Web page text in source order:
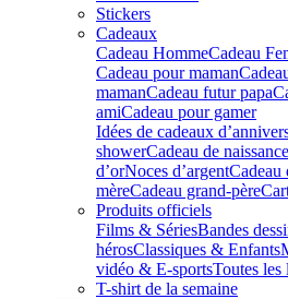
Stickers
Cadeaux
Cadeau HommeCadeau
Cadeau pour maman
mamanCadeau futur papa
amiCadeau pour gamer
Idées de cadeaux
showerCadeau de naissance
d’orNoces d’argentCadeau
mèreCadeau grand-père
Produits officiels
Films & SériesBandes
hérosClassiques & Enfants
vidéo & E-sportsToutes les
T-shirt de la semaine